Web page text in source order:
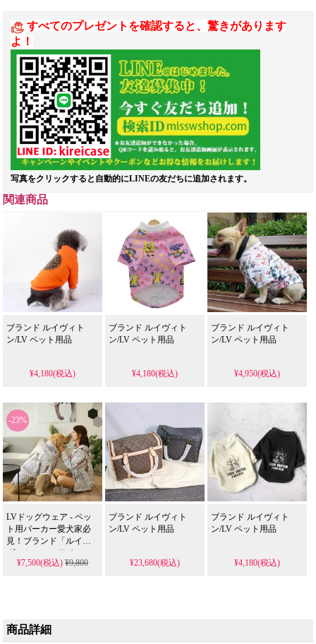
すべてのプレゼントを確認すると、驚きがあります
よ！
写真をクリックすると自動的にLINEの友だちに追加されます。
関連商品
ブランド ルイヴィト
ン/LV ペット用品
¥4,180(税込)
ブランド ルイヴィト
ン/LV ペット用品
¥4,180(税込)
ブランド ルイヴィト
ン/LV ペット用品
¥4,950(税込)
-23%
LVドッグウェア - ペッ
ト用パーカー愛犬家必
見！ブランド「ルイ・
ヴィトン」のアイコン
が施された、おしゃれ
¥7,500(税込)¥9,800
ブランド ルイヴィト
ン/LV ペット用品
¥23,680(税込)
ブランド ルイヴィト
ン/LV ペット用品
¥4,180(税込)
商品詳細